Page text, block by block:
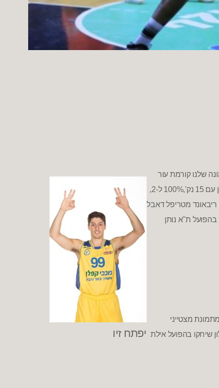
יפתח זיו
שלנו קורמת עור
עם 15 נק',100% ל
-2,
ריבאונד מטריפל דאבל
בהפועל ת"א נותן
מצטייני
שיחקו בהפועל אילת